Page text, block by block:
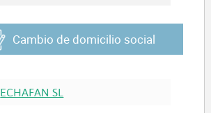
Cambio de domicilio social
ECHAFAN SL